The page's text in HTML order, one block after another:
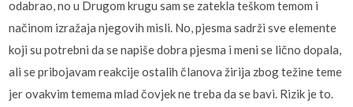
odabrao, no u Drugom krugu sam se zatekla teškom temom i
načinom izražaja njegovih misli. No, pjesma sadrži sve elemente
koji su potrebni da se napiše dobra pjesma i meni se lično dopala,
ali se pribojavam reakcije ostalih članova žirija zbog težine teme
jer ovakvim temema mlad čovjek ne treba da se bavi. Rizik je to.